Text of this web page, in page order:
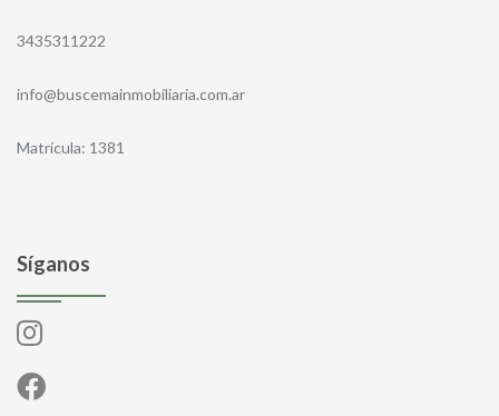
3435311222
info@buscemainmobiliaria.com.ar
Matrícula: 1381
Síganos